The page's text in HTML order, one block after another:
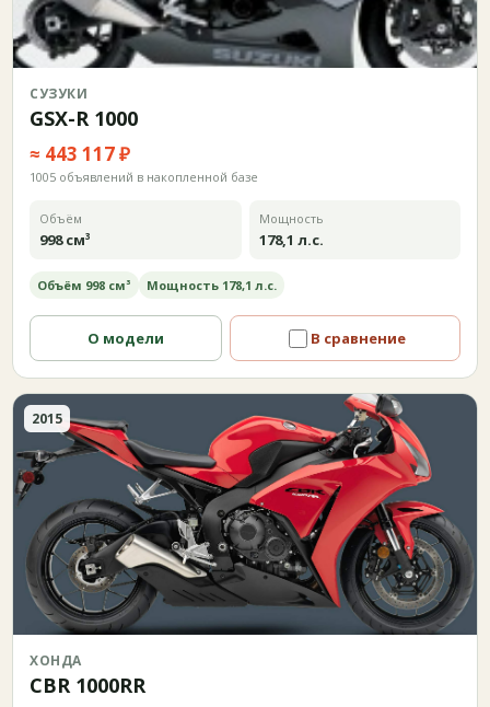
СУЗУКИ
GSX-R 1000
≈ 443 117 ₽
1005 объявлений в накопленной базе
Объём
998 см³
Мощность
178,1 л.с.
Объём 998 см³ Мощность 178,1 л.с.
О модели В сравнение
2015
ХОНДА
CBR 1000RR